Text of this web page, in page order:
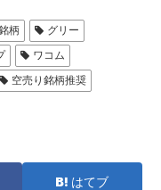
柄
グリー
ワコム
空売り銘柄推奨
はてブ